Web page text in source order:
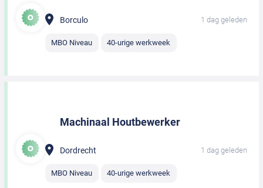
Borculo 1 dag geleden
MBO Niveau 40-urige werkweek
Machinaal Houtbewerker
Dordrecht 1 dag geleden
MBO Niveau 40-urige werkweek